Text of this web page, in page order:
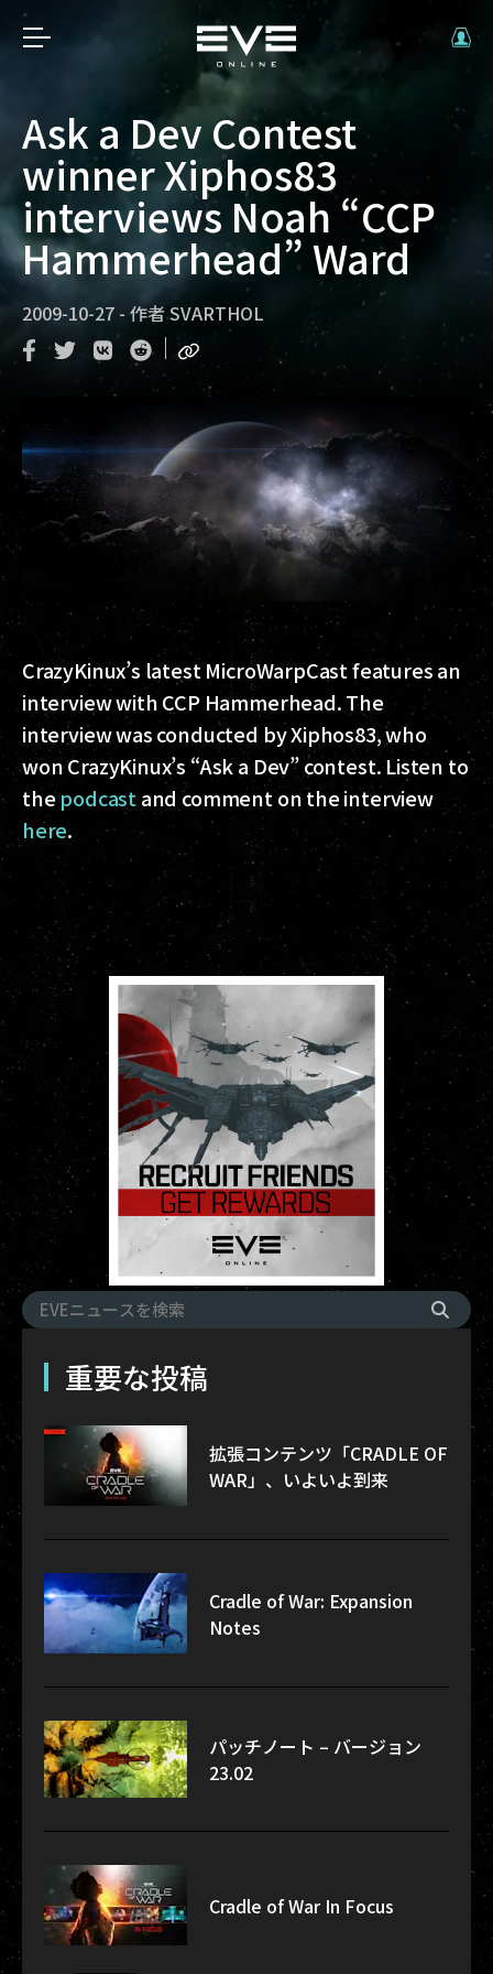
Ask a Dev Contest
winner Xiphos83
interviews Noah “CCP
Hammerhead” Ward
2009-10-27 - 作者SVARTHOL
CrazyKinux’s latest MicroWarpCast features an
interview with CCP Hammerhead. The
interview was conducted by Xiphos83, who
won CrazyKinux’s “Ask a Dev” contest. Listen to
thepodcastand comment on the interview
here.
重要な投稿
拡張コンテンツ「CRADLE OF
WAR」、いよいよ到来
Cradle of War: Expansion
Notes
パッチノート – バージョン
23.02
Cradle of War In Focus